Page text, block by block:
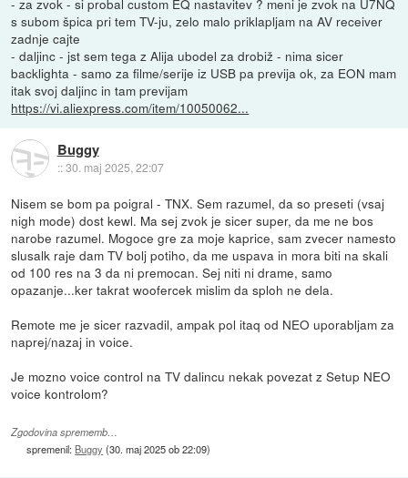
- za zvok - si probal custom EQ nastavitev ? meni je zvok na U7NQ
s subom špica pri tem TV-ju, zelo malo priklapljam na AV receiver
zadnje cajte
- daljinc - jst sem tega z Alija ubodel za drobiž - nima sicer
backlighta - samo za filme/serije iz USB pa previja ok, za EON mam
itak svoj daljinc in tam previjam
https://vi.aliexpress.com/item/10050062...
Buggy
::30. maj 2025, 22:07
Nisem se bom pa poigral - TNX. Sem razumel, da so preseti (vsaj
nigh mode) dost kewl. Ma sej zvok je sicer super, da me ne bos
narobe razumel. Mogoce gre za moje kaprice, sam zvecer namesto
slusalk raje dam TV bolj potiho, da me uspava in mora biti na skali
od 100 res na 3 da ni premocan. Sej niti ni drame, samo
opazanje...ker takrat woofercek mislim da sploh ne dela.
Remote me je sicer razvadil, ampak pol itaq od NEO uporabljam za
naprej/nazaj in voice.
Je mozno voice control na TV dalincu nekak povezat z Setup NEO
voice kontrolom?
Zgodovina sprememb…
spremenil: Buggy (30. maj 2025 ob 22:09)